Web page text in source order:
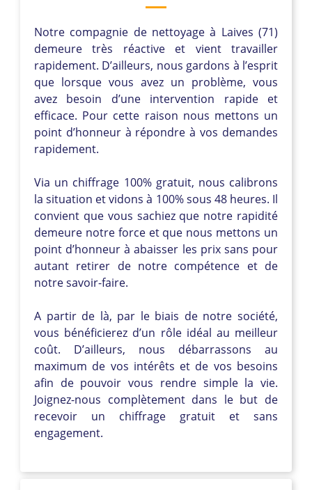
Notre compagnie de nettoyage à Laives (71)
demeure très réactive et vient travailler
rapidement. D’ailleurs, nous gardons à l’esprit
que lorsque vous avez un problème, vous
avez besoin d’une intervention rapide et
efficace. Pour cette raison nous mettons un
point d’honneur à répondre à vos demandes
rapidement.
Via un chiffrage 100% gratuit, nous calibrons
la situation et vidons à 100% sous 48 heures. Il
convient que vous sachiez que notre rapidité
demeure notre force et que nous mettons un
point d’honneur à abaisser les prix sans pour
autant retirer de notre compétence et de
notre savoir-faire.
A partir de là, par le biais de notre société,
vous bénéficierez d’un rôle idéal au meilleur
coût. D’ailleurs, nous débarrassons au
maximum de vos intérêts et de vos besoins
afin de pouvoir vous rendre simple la vie.
Joignez-nous complètement dans le but de
recevoir un chiffrage gratuit et sans
engagement.